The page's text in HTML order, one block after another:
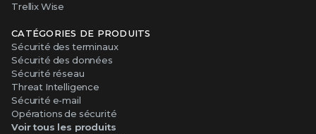
Trellix Wise
CATÉGORIES DE PRODUITS
Sécurité des terminaux
Sécurité des données
Sécurité réseau
Threat Intelligence
Sécurité e-mail
Opérations de sécurité
Voir tous les produits